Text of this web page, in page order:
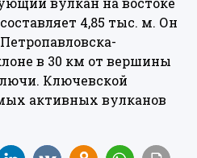
4,85 тыс. м. Он
в 30 км от вершины
Ключевской
активных вулканов